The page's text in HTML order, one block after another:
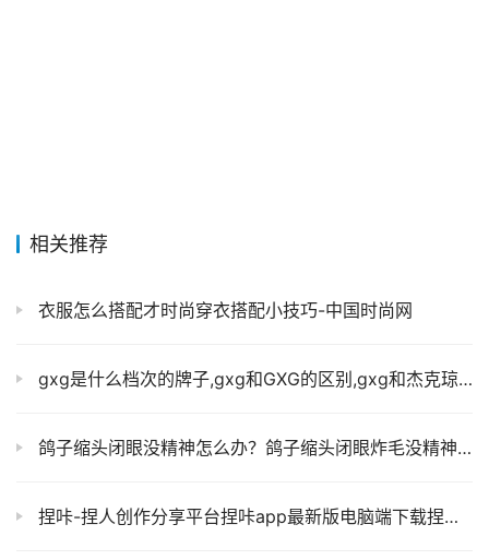
相关推荐
衣服怎么搭配才时尚穿衣搭配小技巧-中国时尚网
gxg是什么档次的牌子,gxg和GXG的区别,gxg和杰克琼斯哪个档次高
鸽子缩头闭眼没精神怎么办？鸽子缩头闭眼炸毛没精神是什么病？
捏咔-捏人创作分享平台捏咔app最新版电脑端下载捏咔网页版入口